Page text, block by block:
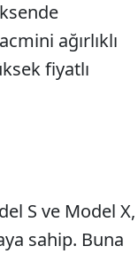
ağırlıklı
fiyatlı
S ve Model X,
sahip. Buna